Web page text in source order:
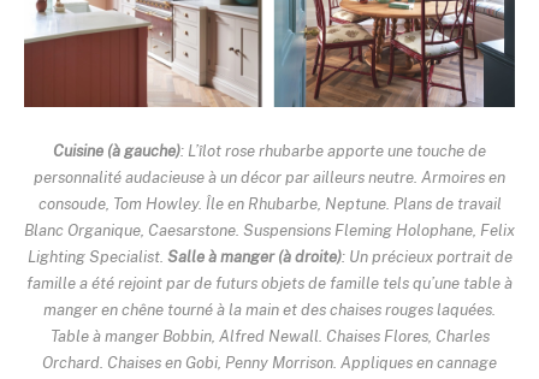
Cuisine (à gauche): L’îlot rose rhubarbe apporte une touche de
personnalité audacieuse à un décor par ailleurs neutre. Armoires en
consoude, Tom Howley. Île en Rhubarbe, Neptune. Plans de travail
Blanc Organique, Caesarstone. Suspensions Fleming Holophane, Felix
Lighting Specialist. Salle à manger (à droite): Un précieux portrait de
famille a été rejoint par de futurs objets de famille tels qu’une table à
manger en chêne tourné à la main et des chaises rouges laquées.
Table à manger Bobbin, Alfred Newall. Chaises Flores, Charles
Orchard. Chaises en Gobi, Penny Morrison. Appliques en cannage